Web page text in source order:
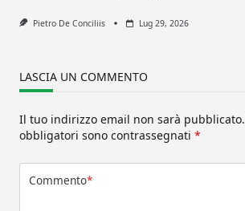
Pietro De Conciliis Lug 29, 2026
LASCIA UN COMMENTO
Il tuo indirizzo email non sarà pubblicato.
obbligatori sono contrassegnati *
Commento*